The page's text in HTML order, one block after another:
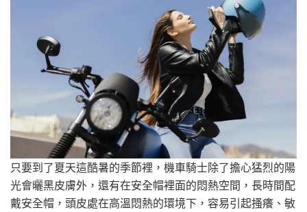
只要到了夏天這酷暑的季節裡，機車騎士除了擔心猛烈的陽
光會曬黑皮膚外，還有在安全帽裡面的悶熱空間，長時間配
戴安全帽，頭皮處在高溫悶熱的環境下，容易引起搔癢、敏